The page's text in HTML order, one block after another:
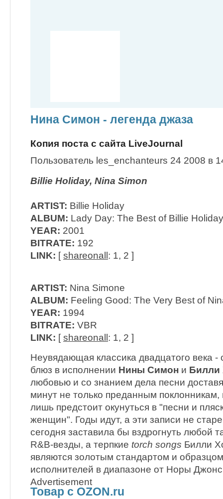
Нина Симон - легенда джаза
Копия поста с сайта LiveJournal
Пользователь les_enchanteurs 24 2008 в
Billie Holiday, Nina Simon
ARTIST: Billie Holiday
ALBUM: Lady Day: The Best of Billie Holiday
YEAR: 2001
BITRATE: 192
LINK: [shareonall: 1, 2 ]
ARTIST: Nina Simone
ALBUM: Feeling Good: The Very Best of
YEAR: 1994
BITRATE: VBR
LINK: [shareonall : 1, 2 ]
Неувядающая классика двадцатого века -
блюз в исполнении Нины Симон и Билли
любовью и со знанием дела песни
минут не только преданным
лишь предстоит окунуться в "песни и
женщин". Годы идут, а эти записи не
сегодня заставила бы вздрогнуть любой
R&B-везды, а терпкие torch songs Билли
являются золотым стандартом и
исполнителей в диапазоне от Норы
Advertisement
Товар с OZON.ru